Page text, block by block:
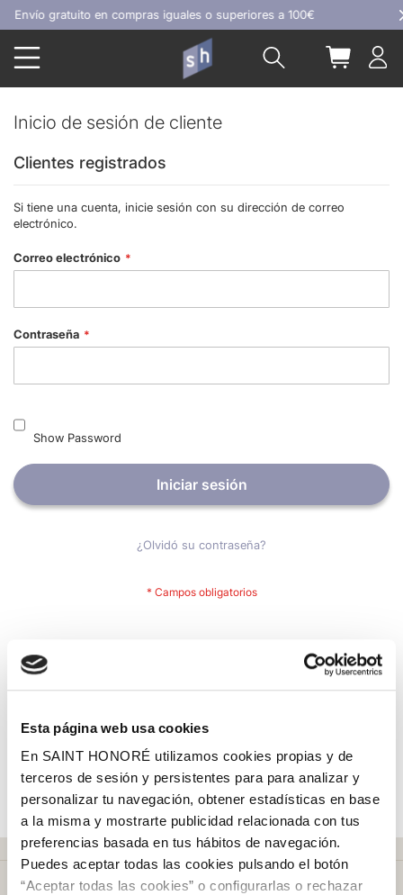
Esta página web usa cookies
En SAINT HONORÉ utilizamos cookies propias y de
terceros de sesión y persistentes para para analizar y
personalizar tu navegación, obtener estadísticas en base
a la misma y mostrarte publicidad relacionada con tus
preferencias basada en tus hábitos de navegación.
Puedes aceptar todas las cookies pulsando el botón
“Aceptar todas las cookies” o configurarlas o rechazar
Ir
al
contenido
Envío gratuito en compras iguales o superiores a 100€
Buscar Mi
Inicio de sesión de cliente
Clientes registrados
Si tiene una cuenta, inicie sesión con su dirección de correo
electrónico.
Correo electrónico
Contraseña
Show Password
Iniciar sesión
¿Olvidó su contraseña?
Crear una cuenta tiene muchos beneficios: Pago más rápido,
más.
Crear una cuenta